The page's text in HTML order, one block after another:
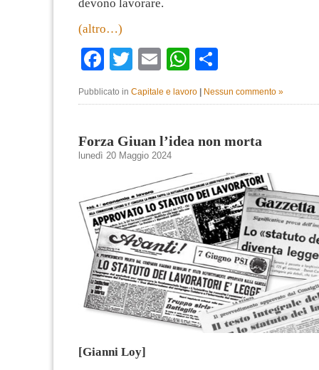
devono lavorare.
(altro…)
Facebook
TwitterEmailWhatsApp
Pubblicato in Capitale e lavoro Nessun commento »
Forza Giuan l’idea non morta
lunedì 20 Maggio 2024
[Gianni Loy]